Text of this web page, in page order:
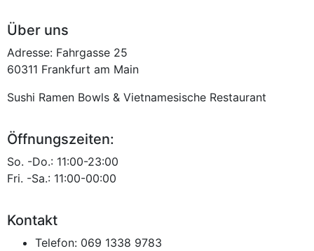
Über uns
Adresse: Fahrgasse 25
60311 Frankfurt am Main
Sushi Ramen Bowls & Vietnamesische Restaurant
Öffnungszeiten:
So. -Do.: 11:00-23:00
Fri. -Sa.: 11:00-00:00
Kontakt
Telefon: 069 1338 9783